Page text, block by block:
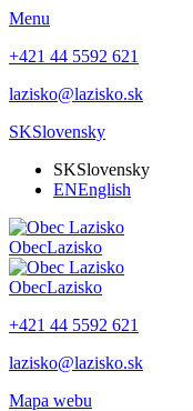
Menu
+421 44 5592 621
lazisko@lazisko.sk
SKSlovensky
SKSlovensky
ENEnglish
ObecLazisko
ObecLazisko
+421 44 5592 621
lazisko@lazisko.sk
Mapa webu